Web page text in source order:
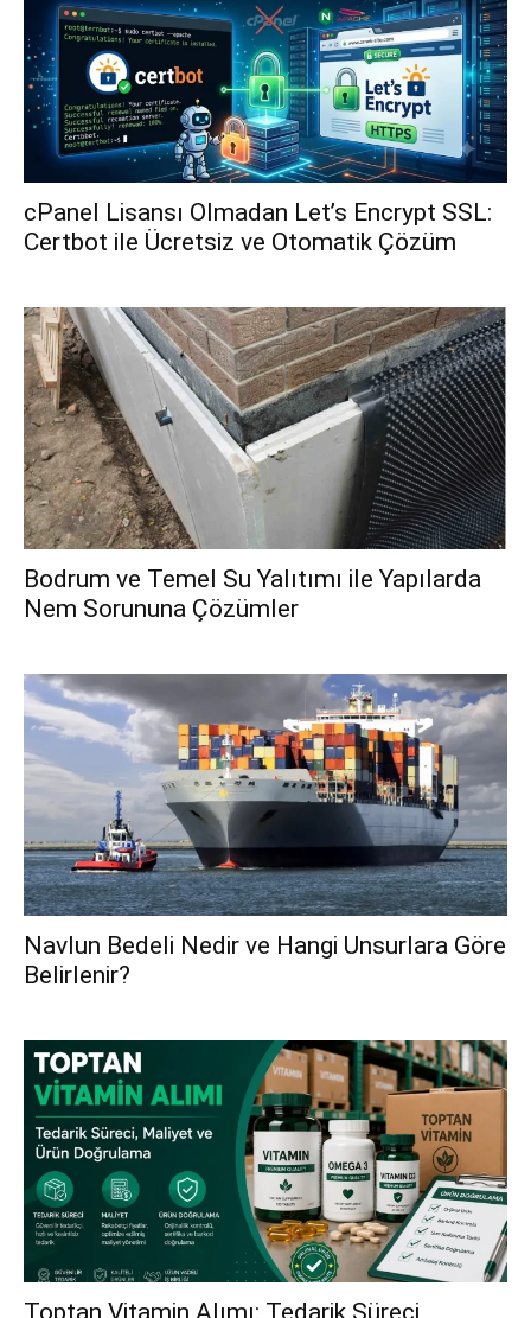
cPanel Lisansı Olmadan Let’s Encrypt SSL:
Certbot ile Ücretsiz ve Otomatik Çözüm
Bodrum ve Temel Su Yalıtımı ile Yapılarda
Nem Sorununa Çözümler
Navlun Bedeli Nedir ve Hangi Unsurlara Göre
Belirlenir?
Toptan Vitamin Alımı: Tedarik Süreci,